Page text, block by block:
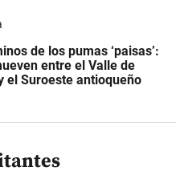
de los pumas ‘paisas’:
entre el Valle de
el Suroeste antioqueño